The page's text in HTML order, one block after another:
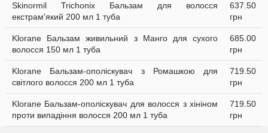
Skinormil Trichonix Бальзам для волосся
екстрам'який 200 мл 1 туба
637.50
грн
Klorane Бальзам живильний з Манго для сухого
волосся 150 мл 1 туба
685.00
грн
Klorane Бальзам-ополіскувач з Ромашкою для
світлого волосся 200 мл 1 туба
719.50
грн
Klorane Бальзам-ополіскувач для волосся з хініном
проти випадіння волосся 200 мл 1 туба
719.50
грн